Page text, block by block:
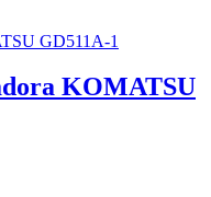
KOMATSU